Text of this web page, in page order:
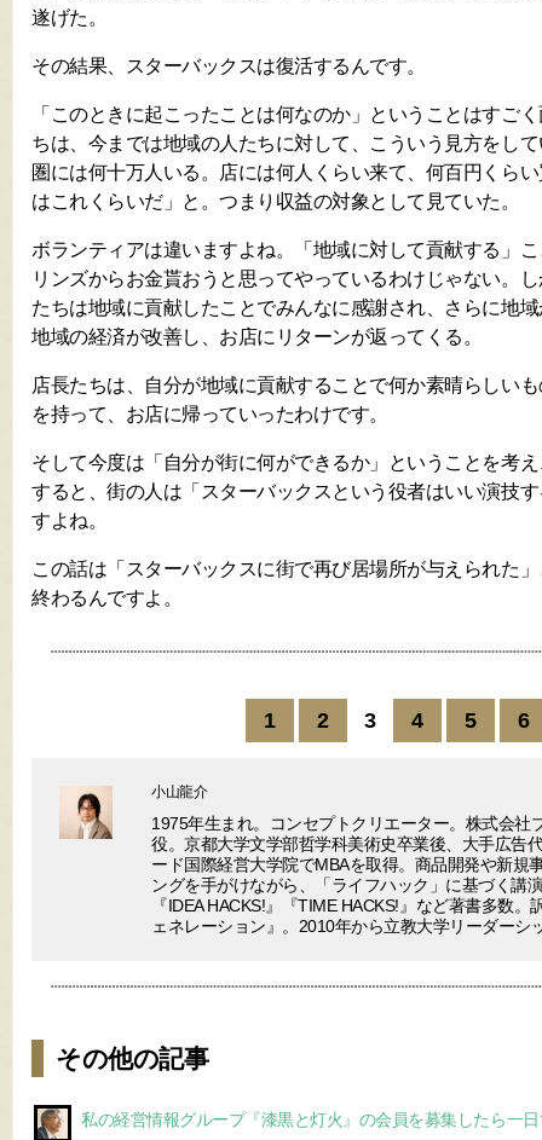
遂げた。
その結果、スターバックスは復活するんです。
「このときに起こったことは何なのか」ということはすご
ちは、今までは地域の人たちに対して、こういう見方をし
圏には何十万人いる。店には何人くらい来て、何百円くら
はこれくらいだ」と。つまり収益の対象として見ていた。
ボランティアは違いますよね。「地域に対して貢献する」
リンズからお金貰おうと思ってやっているわけじゃない。
たちは地域に貢献したことでみんなに感謝され、さらに地
地域の経済が改善し、お店にリターンが返ってくる。
店長たちは、自分が地域に貢献することで何か素晴らしい
を持って、お店に帰っていったわけです。
そして今度は「自分が街に何ができるか」ということを考
すると、街の人は「スターバックスという役者はいい演技
すよね。
この話は「スターバックスに街で再び居場所が与えられた
終わるんですよ。
1 2 3 4 5 6
小山龍介
1975年生まれ。コンセプトクリエーター。株式会社
役。京都大学文学部哲学科美術史卒業後、大手広告
ード国際経営大学院でMBAを取得。商品開発や新規
ングを手がけながら、「ライフハック」に基づく講
『IDEA HACKS!』『TIME HACKS!』など著書多数
ェネレーション』。2010年から立教大学リーダーシ
その他の記事
私の経営情報グループ『漆黒と灯火』の会員を募集したら一